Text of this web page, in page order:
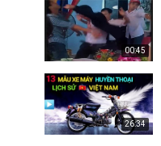
00:45
26:34